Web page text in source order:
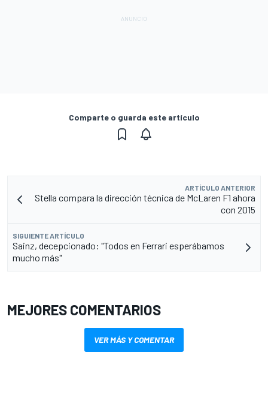
Comparte o guarda este artículo
ARTÍCULO ANTERIOR
Stella compara la dirección técnica de McLaren F1 ahora
con 2015
SIGUIENTE ARTÍCULO
Sainz, decepcionado: "Todos en Ferrari esperábamos
mucho más"
MEJORES COMENTARIOS
VER MÁS Y COMENTAR